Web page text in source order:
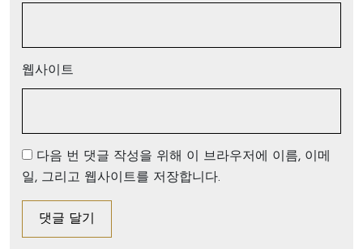
웹사이트
다음 번 댓글 작성을 위해 이 브라우저에 이름, 이메
일, 그리고 웹사이트를 저장합니다.